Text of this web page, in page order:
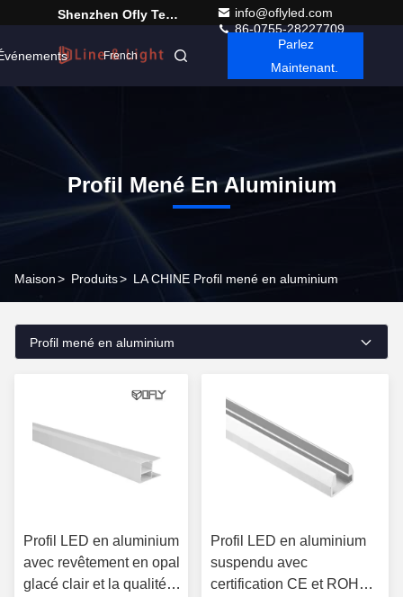
Shenzhen Ofly Technology Co.,Limited
info@oflyled.com
86-0755-28227709
French
Parlez
Maintenant.
Profil Mené En Aluminium
Maison> Produits> LA CHINE Profil mené en aluminium
Profil mené en aluminium
Profil LED en aluminium
avec revêtement en opal
glacé clair et la qualité
Profil LED en aluminium
suspendu avec
certification CE et ROHS